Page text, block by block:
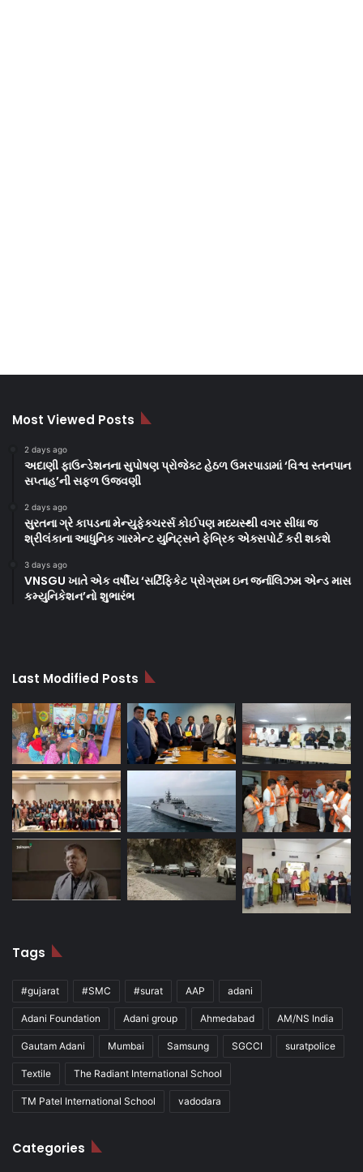
Most Viewed Posts
2 days ago
અદાણી ફાઉન્ડેશનના સુપોષણ પ્રોજેક્ટ હેઠળ ઉમરપાડામાં ‘વિશ્વ સ્તનપાન
સપ્તાહ’ની સફળ ઉજવણી
2 days ago
સુરતના ગ્રે કાપડના મેન્યુફેક્ચરર્સ કોઈપણ મધ્યસ્થી વગર સીધા જ
શ્રીલંકાના આધુનિક ગારમેન્ટ યુનિટ્સને ફેબ્રિક એક્સપોર્ટ કરી શકશે
3 days ago
VNSGU ખાતે એક વર્ષીય ‘સર્ટિફિકેટ પ્રોગ્રામ ઇન જર્નાલિઝમ એન્ડ માસ
કમ્યુનિકેશન’નો શુભારંભ
Last Modified Posts
Tags
#gujarat #SMC #surat AAP adani
Adani Foundation Adani group Ahmedabad AM/NS India
Gautam Adani Mumbai Samsung SGCCI suratpolice
Textile The Radiant International School
TM Patel International School vadodara
Categories